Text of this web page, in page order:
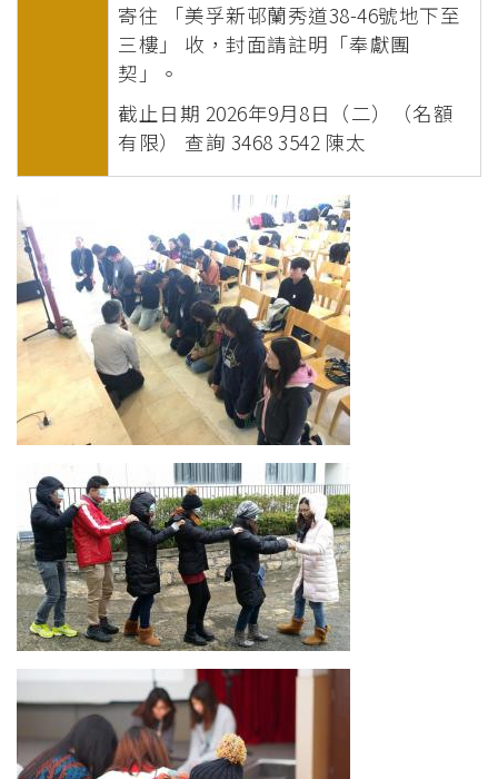
寄往 「美孚新邨蘭秀道38-46號地下至
三樓」 收，封面請註明「奉獻團
契」。
截止日期 2026年9月8日（二）（名額
有限） 查詢 3468 3542 陳太